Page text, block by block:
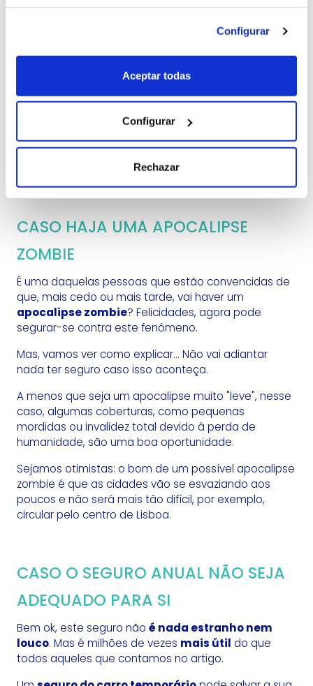
Configurar
Aceptar todas
Configurar
Rechazar
Com o boom dofenómeno extraterrestrena
década de 50, disparou a contratação de apólices
desse tipo nos Estados Unidos, onde mais poderia
ser?
Mas a febre alien não parou aí e continua até hoje.
Duas empresas americanas (Ultraviolet e St
alguns dos quais receberam indemnização.
Outras proteções nesta apólice são conflitos
interplanetários e encontros com fantasmas.
CASO HAJA UMA APOCALIPSE
ZOMBIE
É uma daquelas pessoas que estão convencidas de
que, mais cedo ou mais tarde, vai haver um
apocalipse zombie? Felicidades, agora pode
segurar-se contra este fenómeno.
Mas, vamos ver como explicar... Não vai adiantar
nada ter seguro caso isso aconteça.
A menos que seja um apocalipse muito "leve", nesse
caso, algumas coberturas, como pequenas
mordidas ou invalidez total devido à perda de
humanidade, são uma boa oportunidade.
Sejamos otimistas: o bom de um possível apocalipse
zombie é que as cidades vão se esvaziando aos
poucos e não será mais tão difícil, por exemplo,
circular pelo centro de Lisboa.
CASO O SEGURO ANUAL NÃO SEJA
ADEQUADO PARA SI
Bem ok, este seguro não é nada estranho nem
louco. Mas é milhões de vezes mais útil do que
todos aqueles que contamos no artigo.